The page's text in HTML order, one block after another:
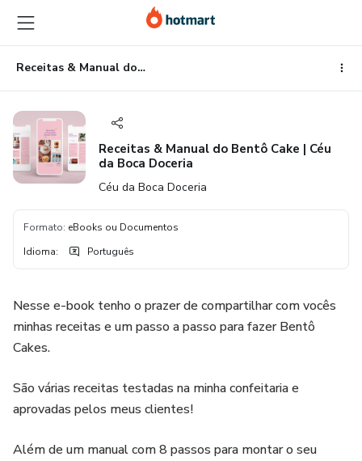
para
o
conteúdo
principal
para
o
pagamento
para
o
rodapé
Receitas & Manual do Bentô Cake | Céu da Boca Doceria
Receitas & Manual do Bentô Cake | Céu
da Boca Doceria
Céu da Boca Doceria
Formato: eBooks ou Documentos
Idioma: Português
Nesse e-book tenho o prazer de compartilhar com vocês
minhas receitas e um passo a passo para fazer Bentô
Cakes.
São várias receitas testadas na minha confeitaria e
aprovadas pelos meus clientes!
Além de um manual com 8 passos para montar o seu